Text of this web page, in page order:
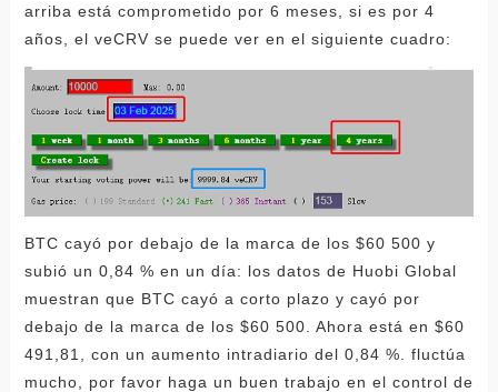
arriba está comprometido por 6 meses, si es por 4
años, el veCRV se puede ver en el siguiente cuadro:
BTC cayó por debajo de la marca de los $60 500 y
subió un 0,84 % en un día: los datos de Huobi Global
muestran que BTC cayó a corto plazo y cayó por
debajo de la marca de los $60 500. Ahora está en $60
491,81, con un aumento intradiario del 0,84 %. fluctúa
mucho, por favor haga un buen trabajo en el control de